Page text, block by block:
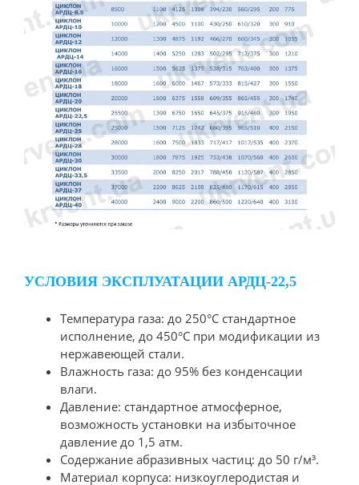
УСЛОВИЯ ЭКСПЛУАТАЦИИ АРДЦ-22,5
Температура газа: до 250°C стандартное
исполнение, до 450°C при модификации из
нержавеющей стали.
Влажность газа: до 95% без конденсации
влаги.
Давление: стандартное атмосферное,
возможность установки на избыточное
давление до 1,5 атм.
Содержание абразивных частиц: до 50 г/м³.
Материал корпуса: низкоуглеродистая и